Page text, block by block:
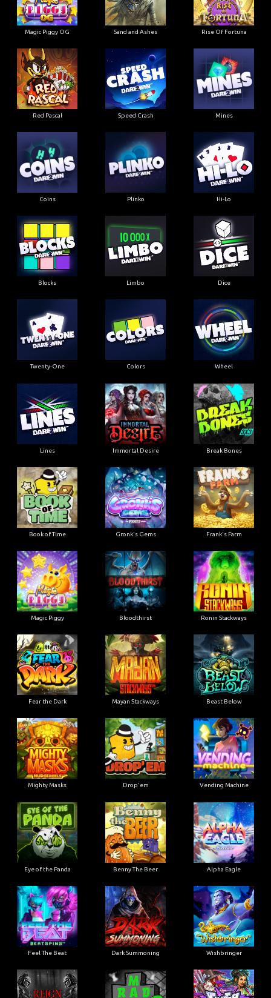
Magic Piggy OG Sand and Ashes Rise Of Fortuna
Red Pascal Speed Crash Mines
Coins Plinko Hi-Lo
Blocks Limbo Dice
Twenty-One Colors Wheel
Lines Immortal Desire Break Bones
Book of Time Gronk's Gems Frank's Farm
Magic Piggy Bloodthirst Ronin Stackways
Fear the Dark Mayan Stackways Beast Below
Mighty Masks Drop'em Vending Machine
Eye of the Panda Benny The Beer Alpha Eagle
Feel The Beat Dark Summoning Wishbringer